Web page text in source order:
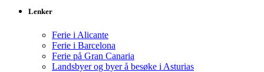
Lenker
Ferie i Alicante
Ferie i Barcelona
Ferie på Gran Canaria
Landsbyer og byer å besøke i Asturias